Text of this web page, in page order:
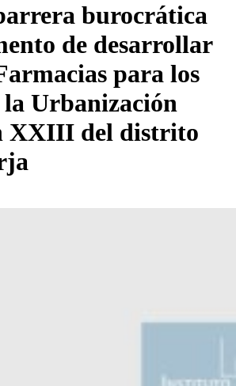
burocrática
de desarrollar
para los
la Urbanización
XXIII del distrito